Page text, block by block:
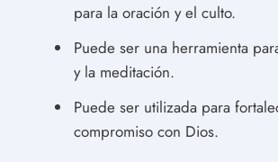
para la oración y el culto.
Puede ser una herramienta
y la meditación.
Puede ser utilizada para
compromiso con Dios.